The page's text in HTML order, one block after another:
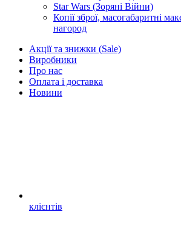
Star Wars (Зоряні Війни)
Копії зброї, масогабаритні
нагород
Акції та знижки (Sale)
Виробники
Про нас
Оплата і доставка
Новини
клієнтів